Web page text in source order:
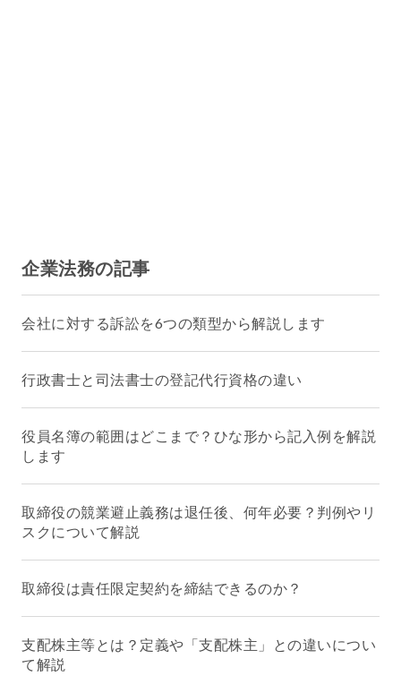
企業法務の記事
会社に対する訴訟を6つの類型から解説します
行政書士と司法書士の登記代行資格の違い
役員名簿の範囲はどこまで？ひな形から記入例を解説
します
取締役の競業避止義務は退任後、何年必要？判例やリ
スクについて解説
取締役は責任限定契約を締結できるのか？
支配株主等とは？定義や「支配株主」との違いについ
て解説